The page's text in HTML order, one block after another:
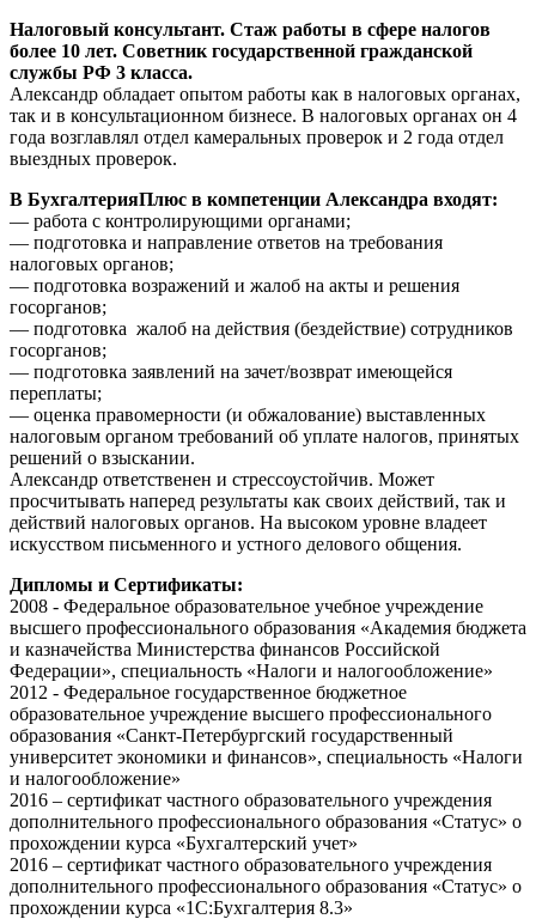
Налоговый консультант. Стаж работы в сфере налогов
более 10 лет. Советник государственной гражданской
службы РФ 3 класса.
Александр обладает опытом работы как в налоговых органах,
так и в консультационном бизнесе. В налоговых органах он 4
года возглавлял отдел камеральных проверок и 2 года отдел
выездных проверок.
В БухгалтерияПлюс в компетенции Александра входят:
— работа с контролирующими органами;
— подготовка и направление ответов на требования
налоговых органов;
— подготовка возражений и жалоб на акты и решения
госорганов;
— подготовка жалоб на действия (бездействие) сотрудников
госорганов;
— подготовка заявлений на зачет/возврат имеющейся
переплаты;
— оценка правомерности (и обжалование) выставленных
налоговым органом требований об уплате налогов, принятых
решений о взыскании.
Александр ответственен и стрессоустойчив. Может
просчитывать наперед результаты как своих действий, так и
действий налоговых органов. На высоком уровне владеет
искусством письменного и устного делового общения.
Дипломы и Сертификаты:
2008 - Федеральное образовательное учебное учреждение
высшего профессионального образования «Академия бюджета
и казначейства Министерства финансов Российской
Федерации», специальность «Налоги и налогообложение»
2012 - Федеральное государственное бюджетное
образовательное учреждение высшего профессионального
образования «Санкт-Петербургский государственный
университет экономики и финансов», специальность «Налоги
и налогообложение»
2016 – сертификат частного образовательного учреждения
дополнительного профессионального образования «Статус» о
прохождении курса «Бухгалтерский учет»
2016 – сертификат частного образовательного учреждения
дополнительного профессионального образования «Статус» о
прохождении курса «1С:Бухгалтерия 8.3»